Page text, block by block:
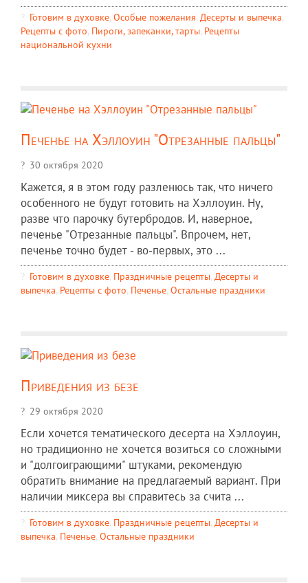
Готовим в духовке, Особые пожелания, Десерты и выпечка,
Рецепты c фото, Пироги, запеканки, тарты, Рецепты
национальной кухни
Печенье на Хэллоуин "Отрезанные пальцы"
30 октября 2020
Кажется, я в этом году разленюсь так, что ничего
особенного не будут готовить на Хэллоуин. Ну,
разве что парочку бутербродов. И, наверное,
печенье "Отрезанные пальцы". Впрочем, нет,
печенье точно будет - во-первых, это ...
Готовим в духовке, Праздничные рецепты, Десерты и
выпечка, Рецепты c фото, Печенье, Остальные праздники
Приведения из безе
29 октября 2020
Если хочется тематического десерта на Хэллоуин,
но традиционно не хочется возиться со сложными
и "долгоиграющими" штуками, рекомендую
обратить внимание на предлагаемый вариант. При
наличии миксера вы справитесь за счита ...
Готовим в духовке, Праздничные рецепты, Десерты и
выпечка, Печенье, Остальные праздники